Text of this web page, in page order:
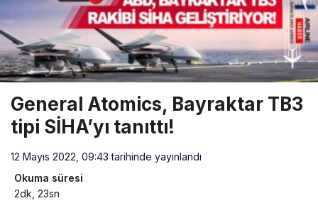
General Atomics, Bayraktar TB3
tipi SİHA’yı tanıttı!
12 Mayıs 2022, 09:43 tarihinde yayınlandı
Okuma süresi
2dk, 23sn